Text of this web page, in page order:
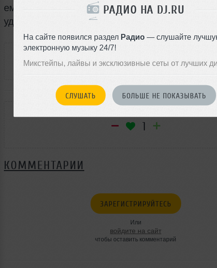
РАДИО НА DJ.RU
На сайте появился раздел Радио — слушайте
электронную музыку 24/7!
Микстейпы, лайвы и эксклюзивные сеты от лучших
СЛУШАТЬ БОЛЬШЕ НЕ ПОКАЗЫВАТЬ
емкость для воды. А все вместе –
удовлетворение потребности вашего
РАССКАЖИ ДРУЗЬЯМ
РЕЙТИНГ
1
КОММЕНТАРИИ
ЗАРЕГИСТРИРУЙТЕСЬ
Или
войдите на сайт
чтобы оставить комментарий